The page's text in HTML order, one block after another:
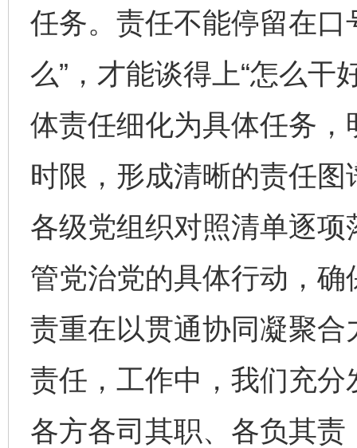
任务。责任不能停留在口
么”，才能谈得上“怎么干
体责任细化为具体任务
时限，形成清晰的责任
各级党组织对照清单逐项
管党治党的具体行动，
责重在以贯通协同凝聚
责任，工作中，我们充
各方各司其职、各负其